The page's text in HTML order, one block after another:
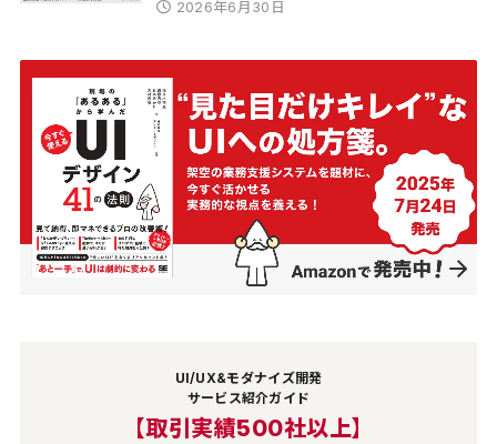
2026年6月30日
UI/UX&モダナイズ開発
サービス紹介ガイド
【取引実績500社以上】